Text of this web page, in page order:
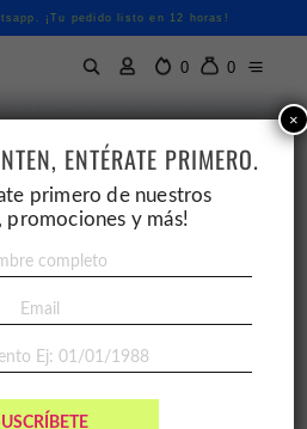
¡Tu pedido listo en 12 horas!
0 0
ENTÉRATE PRIMERO.
primero de nuestros
promociones y más!
×